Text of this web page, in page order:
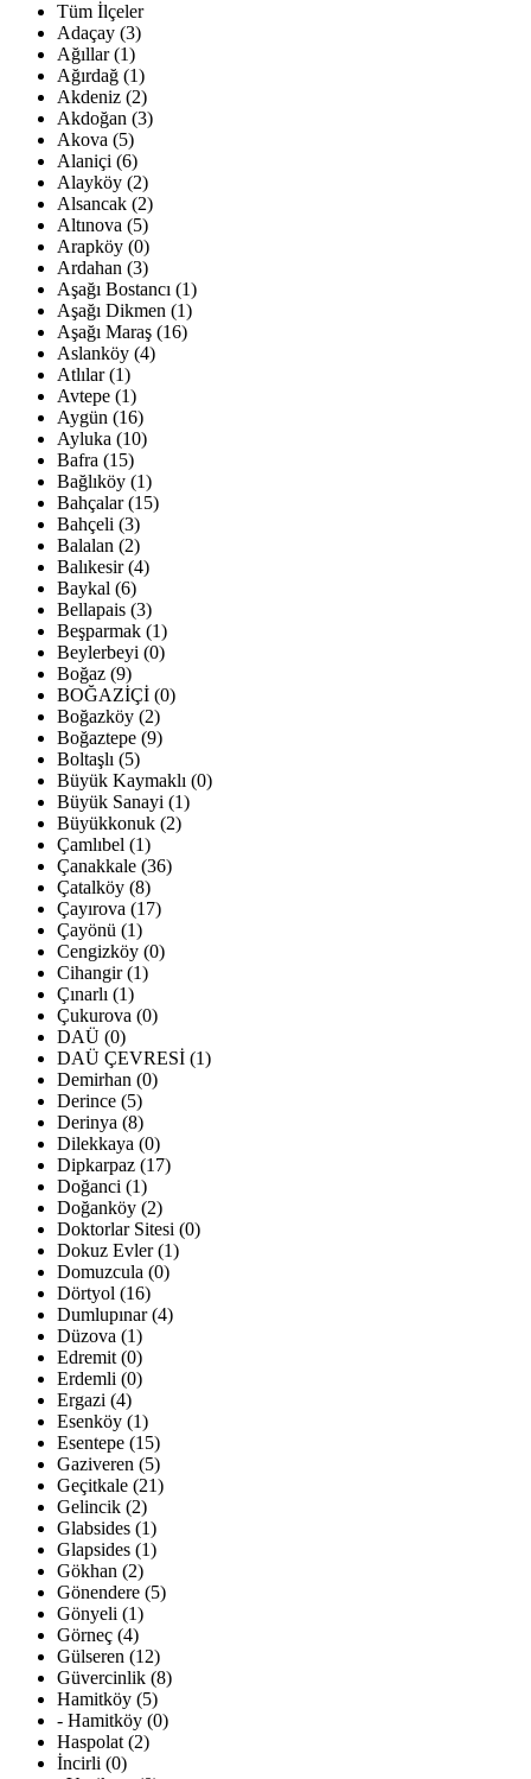
Tüm İlçeler
Adaçay (3)
Ağıllar (1)
Ağırdağ (1)
Akdeniz (2)
Akdoğan (3)
Akova (5)
Alaniçi (6)
Alayköy (2)
Alsancak (2)
Altınova (5)
Arapköy (0)
Ardahan (3)
Aşağı Bostancı (1)
Aşağı Dikmen (1)
Aşağı Maraş (16)
Aslanköy (4)
Atlılar (1)
Avtepe (1)
Aygün (16)
Ayluka (10)
Bafra (15)
Bağlıköy (1)
Bahçalar (15)
Bahçeli (3)
Balalan (2)
Balıkesir (4)
Baykal (6)
Bellapais (3)
Beşparmak (1)
Beylerbeyi (0)
Boğaz (9)
BOĞAZİÇİ (0)
Boğazköy (2)
Boğaztepe (9)
Boltaşlı (5)
Büyük Kaymaklı (0)
Büyük Sanayi (1)
Büyükkonuk (2)
Çamlıbel (1)
Çanakkale (36)
Çatalköy (8)
Çayırova (17)
Çayönü (1)
Cengizköy (0)
Cihangir (1)
Çınarlı (1)
Çukurova (0)
DAÜ (0)
DAÜ ÇEVRESİ (1)
Demirhan (0)
Derince (5)
Derinya (8)
Dilekkaya (0)
Dipkarpaz (17)
Doğanci (1)
Doğanköy (2)
Doktorlar Sitesi (0)
Dokuz Evler (1)
Domuzcula (0)
Dörtyol (16)
Dumlupınar (4)
Düzova (1)
Edremit (0)
Erdemli (0)
Ergazi (4)
Esenköy (1)
Esentepe (15)
Gaziveren (5)
Geçitkale (21)
Gelincik (2)
Glabsides (1)
Glapsides (1)
Gökhan (2)
Gönendere (5)
Gönyeli (1)
Görneç (4)
Gülseren (12)
Güvercinlik (8)
Hamitköy (5)
- Hamitköy (0)
Haspolat (2)
İncirli (0)